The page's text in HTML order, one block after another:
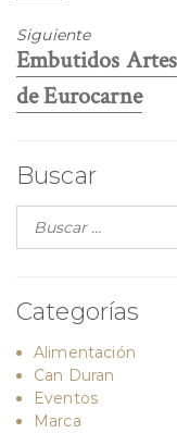
Siguiente
Entrada
siguiente:
Embutidos
de Eurocarne
Buscar
Categorías
Alimentación
Can Duran
Eventos
Marca